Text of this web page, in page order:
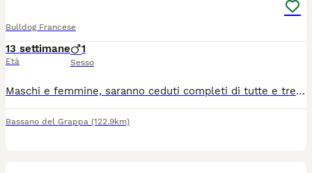
Bulldog Francese
13 settimane
Età
1
Sesso
Maschi e femmine, saranno ceduti completi di tutte e tre le vaccinazioni, microchip e documenti, all'età di tre mesi. cuccioli selezionati per avere una corretta, struttura morfologia e respirazione, certificato visita medica, esente da problemi cardiaci e patella, per qualsiasi informazione SEGUICI SU ISTAGRAM: MYBLUFRENCHBULLDOG e contatta il 3485432514
Bassano del Grappa (122.9km)